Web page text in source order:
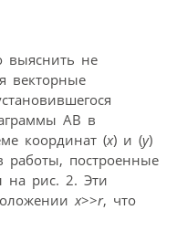
выяснить не
векторные
АВ в
координат (x) и (y)
работы, построенные
на рис. 2. Эти
x>>r, что